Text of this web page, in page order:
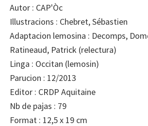
Autor : CAP'Òc
Illustracions : Chebret, Sébastien
Adaptacion lemosina : Decomps,
Ratineaud, Patrick (relectura)
Linga : Occitan (lemosin)
Parucion : 12/2013
Editor : CRDP Aquitaine
Nb de pajas : 79
Format : 12,5 x 19 cm